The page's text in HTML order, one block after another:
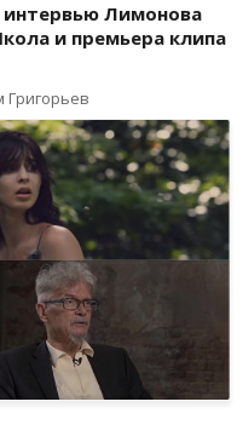
интервью Лимонова
и премьера клипа
Григорьев